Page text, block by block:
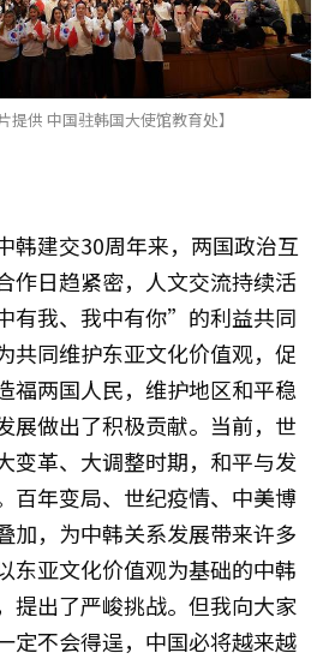
提供 中国驻韩国大使馆教育处】
韩建交30周年来，两国政治互
作日趋紧密，人文交流持续活
有我、我中有你”的利益共同
共同维护东亚文化价值观，促
福两国人民，维护地区和平稳
展做出了积极贡献。当前，世
变革、大调整时期，和平与发
百年变局、世纪疫情、中美博
加，为中韩关系发展带来许多
东亚文化价值观为基础的中韩
提出了严峻挑战。但我向大家
定不会得逞，中国必将越来越